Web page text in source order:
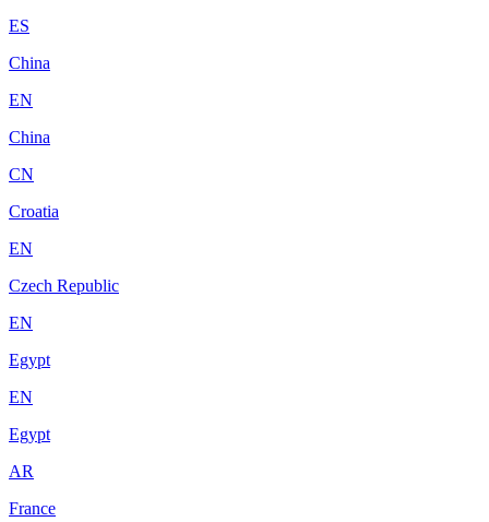
ES
China
EN
China
CN
Croatia
EN
Czech Republic
EN
Egypt
EN
Egypt
AR
France